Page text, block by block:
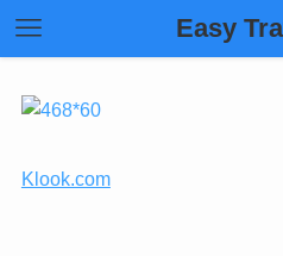
Easy
Klook.com